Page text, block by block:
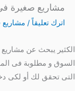
مشاريع صغيرة
اترك تعليقاً / مشاريع
الكثير يبحث عن
السوق و مطلوبة فى
التى تحقق لك أو لكى